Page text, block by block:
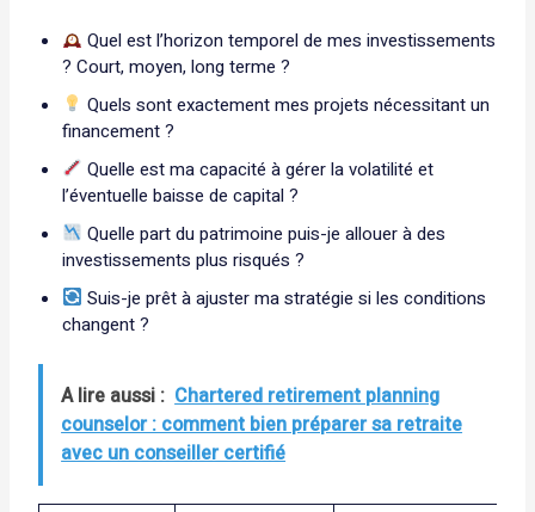
Quel est l’horizon temporel de mes investissements
? Court, moyen, long terme ?
Quels sont exactement mes projets nécessitant un
financement ?
Quelle est ma capacité à gérer la volatilité et
l’éventuelle baisse de capital ?
Quelle part du patrimoine puis-je allouer à des
investissements plus risqués ?
Suis-je prêt à ajuster ma stratégie si les conditions
changent ?
A lire aussi : Chartered retirement planning
counselor : comment bien préparer sa retraite
avec un conseiller certifié